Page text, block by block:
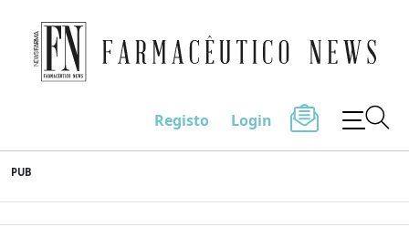
to
content
Farmacêutico News
Registo Login
PUB